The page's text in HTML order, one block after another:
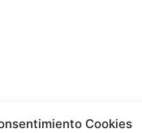
Cookies